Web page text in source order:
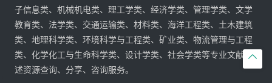

子信息类、机械机电类、理工学类、经济学类、管理学类、文学
教育类、法学类、交通运输类、材料类、海洋工程类、土木建筑
类、地理科学类、环境科学与工程类、矿业类、物流管理与工程
类、化学化工与生命科学类、设计学类、社会学类等专业文献综
述资源查询、分享、咨询服务。